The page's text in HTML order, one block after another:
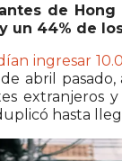
de Hong
un 44% de
ingresar
abril
extranjeros
hasta